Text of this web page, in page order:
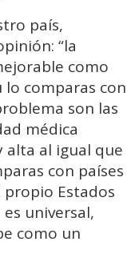
país,
“la
como
comparas con
son las
médica
alta al igual que
con países
Estados
universal,
como un